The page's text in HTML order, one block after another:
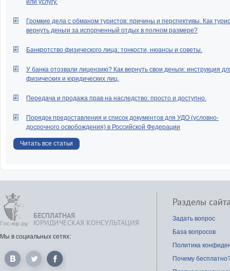
или услугу.
Громкие дела с обманом туристов: причины и перспективы. Как
вернуть деньги за испорченный отдых в полном размере?
Банкротство физического лица: тонкости, нюансы и советы.
У банка отозвали лицензию? Как вернуть свои деньги: инструкция
физических и юридических лиц.
Передача и продажа прав на наследство: просто и доступно.
Порядок предоставления и список документов для УДО (условно-
досрочного освобождения) в Российской Федерации
Читать все статьи
БЕСПЛАТНАЯ
ЮРИДИЧЕСКАЯ КОНСУЛЬТАЦИЯ
Мы в социальных сетях:
Разделы
Задать вопрос
База вопросов
Политика
Почему